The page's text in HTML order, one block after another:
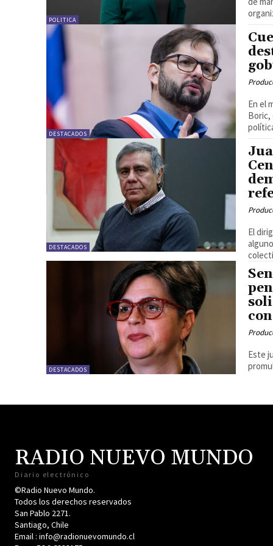
POLITICA
DESTACADOS
En el
Boric,
DESTACADOS
El
DESTACADOS
Este
RADIO NUEVO MUNDO
Diario electrónico
©Radio Nuevo Mundo.
Todos los derechos reservados
San Pablo 2271.
Santiago, Chile
Email : info@radionuevomundo.cl